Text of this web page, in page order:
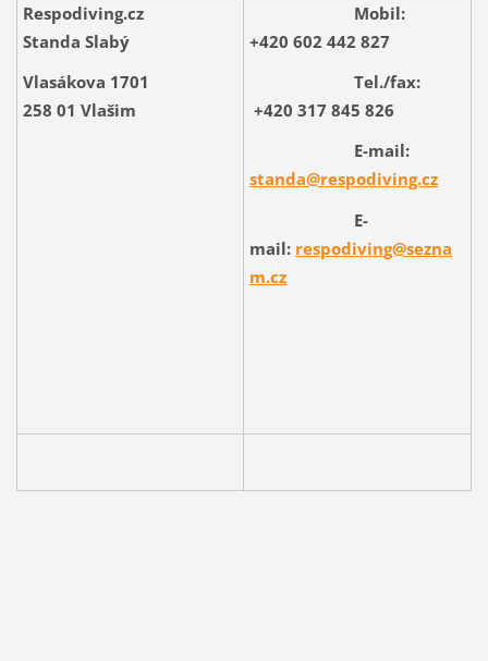
Respodiving.cz
Standa Slabý
Vlasákova 1701
258 01 Vlašim
Mobil:
+420 602 442 827
Tel./fax:
+420 317 845 826
E-mail:
standa@respodiving.cz
E-
mail: respodiving@sezna
m.cz